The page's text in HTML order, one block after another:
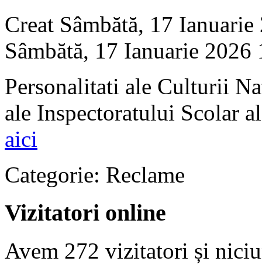
Creat Sâmbătă, 17
Sâmbătă, 17 Ianuarie 2026
Personalitati ale Culturii
ale Inspectoratului
aici
Categorie: Reclame
Vizitatori online
Avem 272 vizitatori și